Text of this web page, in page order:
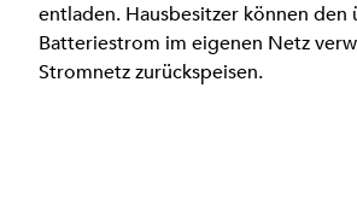
entladen. Hausbesitzer können den
Batteriestrom im eigenen Netz
Stromnetz zurückspeisen.